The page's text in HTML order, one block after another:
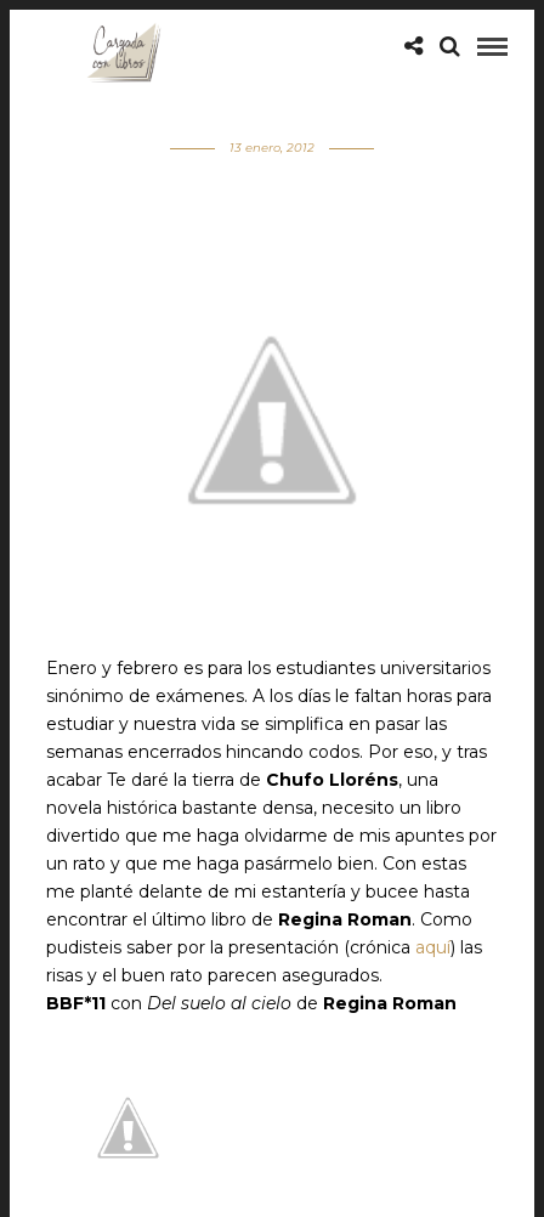
13 enero, 2012
Enero y febrero es para los estudiantes universitarios
sinónimo de exámenes. A los días le faltan horas para
estudiar y nuestra vida se simplifica en pasar las
semanas encerrados hincando codos. Por eso, y tras
acabar Te daré la tierra de Chufo Lloréns, una
novela histórica bastante densa, necesito un libro
divertido que me haga olvidarme de mis apuntes por
un rato y que me haga pasármelo bien. Con estas
me planté delante de mi estantería y bucee hasta
encontrar el último libro de Regina Roman. Como
pudisteis saber por la presentación (crónica aquí) las
risas y el buen rato parecen asegurados.
BBF*11 con Del suelo al cielo de Regina Roman